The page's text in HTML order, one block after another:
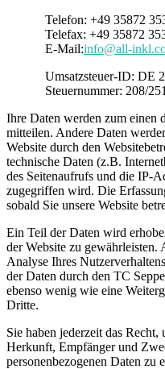
Telefon: +49 35872
Telefax: +49 35872
E-Mail:info@all-
Umsatzsteuer-ID: DE
Steuernummer: 208/
Ihre Daten werden zum einen
mitteilen. Andere Daten
Website durch den
technische Daten (z.B.
des Seitenaufrufs und die IP-
zugegriffen wird. Die
sobald Sie unsere Website
Ein Teil der Daten wird
der Website zu gewährleisten.
Analyse Ihres
der Daten durch den TC
ebenso wenig wie eine
Dritte.
Sie haben jederzeit das
Herkunft, Empfänger und
personenbezogenen Daten zu